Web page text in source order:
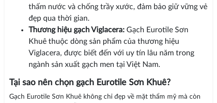
thấm nước và chống trầy xước, đảm bảo giữ vững vẻ
đẹp qua thời gian.
Thương hiệu gạch Viglacera:Gạch Eurotile Sơn
Khuê thuộc dòng sản phẩm của thương hiệu
Viglacera, được biết đến với uy tín lâu năm trong
ngành sản xuất gạch men tại Việt Nam.
Tại sao nên chọn gạch Eurotile Sơn Khuê?
Gạch Eurotile Sơn Khuê không chỉ đẹp về mặt thẩm mỹ mà còn